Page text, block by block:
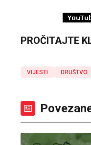
PROČITAJTE
VIJESTI DRUŠTVO